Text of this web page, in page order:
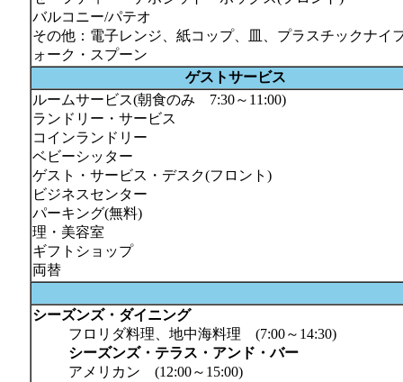
バルコニー/パテオ
その他：電子レンジ、紙コップ、皿、プラスチックナイ
ォーク・スプーン
ゲストサービス
ルームサービス(朝食のみ 7:30～11:00)
ランドリー・サービス
コインランドリー
ベビーシッター
ゲスト・サービス・デスク(フロント)
ビジネスセンター
パーキング(無料)
理・美容室
ギフトショップ
両替
シーズンズ・ダイニング
フロリダ料理、地中海料理 (7:00～14:30)
シーズンズ・テラス・アンド・バー
アメリカン (12:00～15:00)